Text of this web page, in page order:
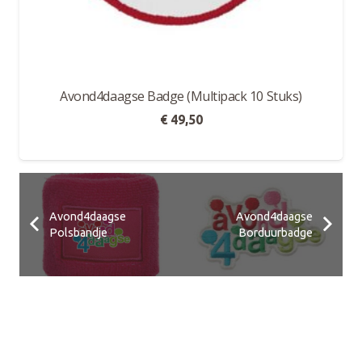
Avond4daagse Badge (Multipack 10 Stuks)
€49,50
Avond4daagse
Polsbandje
Avond4daagse
Borduurbadge